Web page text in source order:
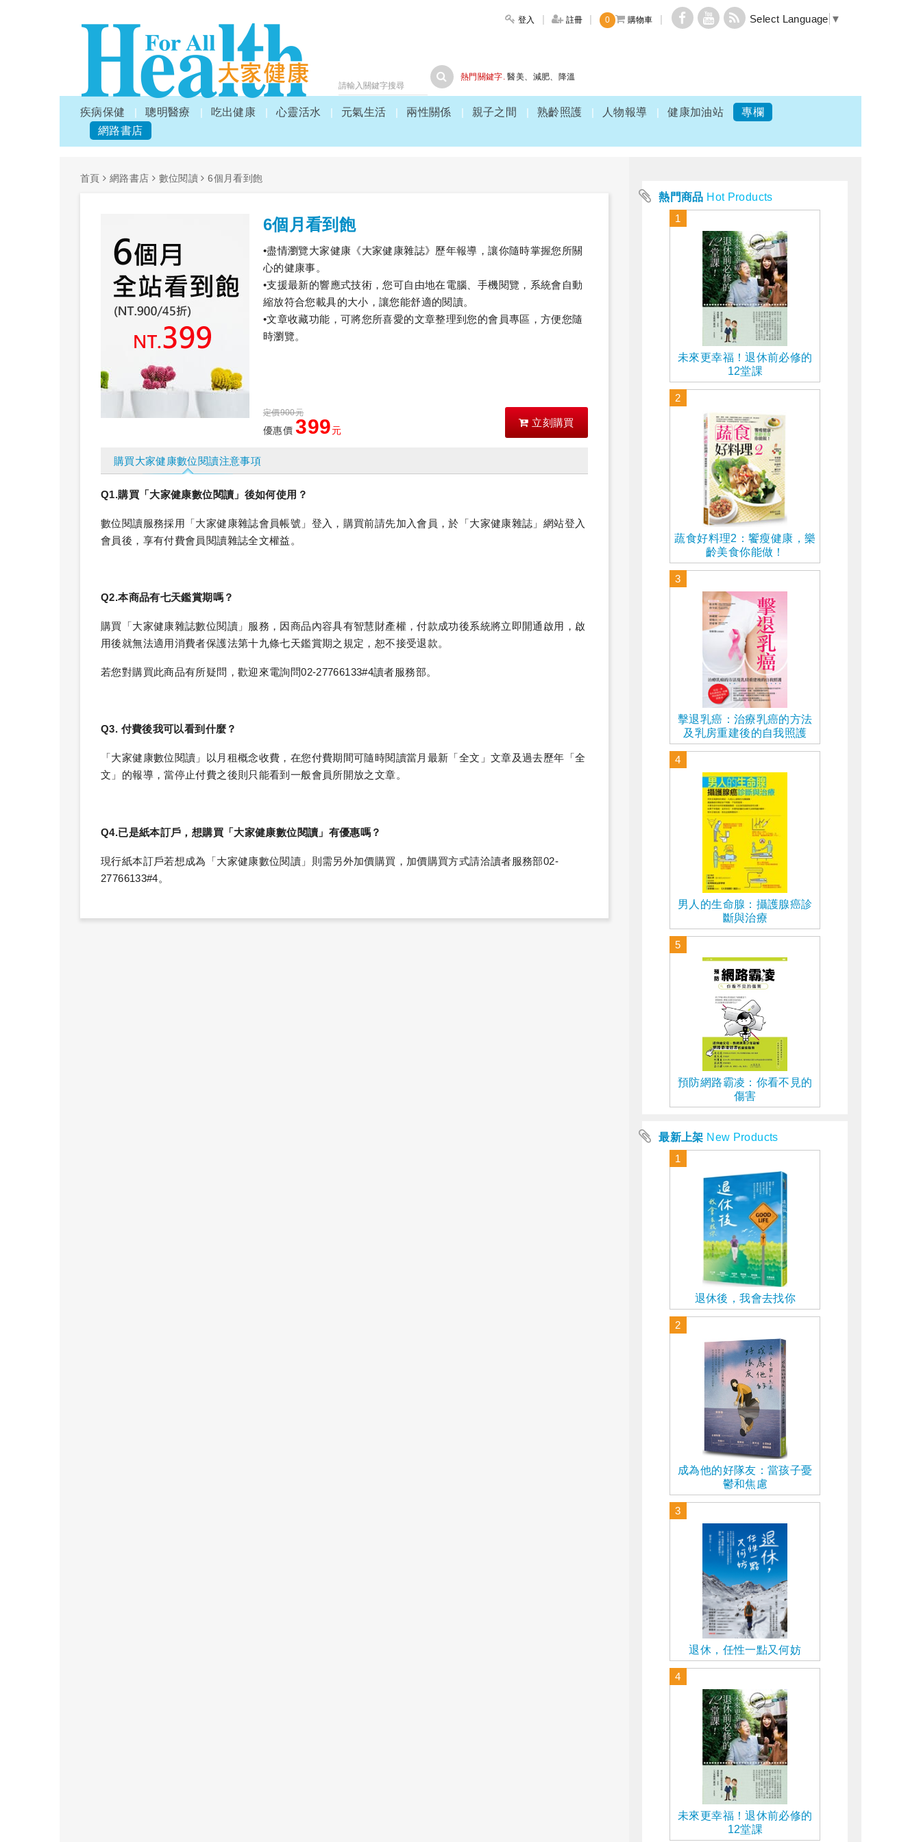
登入 註冊 0 購物車 Select Language ▼
熱門關鍵字. 醫美、 減肥、 降溫
疾病保健 聰明醫療 吃出健康 心靈活水 元氣生活 兩性關係 親子之間 熟齡照護 人物報導 健康加油站
專欄
網路書店
首頁 網路書店 數位閱讀 6個月看到飽
6個月看到飽
•盡情瀏覽大家健康《大家健康雜誌》歷年報導，讓你隨時掌握您所關
心的健康事。
•支援最新的響應式技術，您可自由地在電腦、手機閱覽，系統會自動
縮放符合您載具的大小，讓您能舒適的閱讀。
•文章收藏功能，可將您所喜愛的文章整理到您的會員專區，方便您隨
時瀏覽。
定價900元
優惠價399元
立刻購買
購買大家健康數位閱讀注意事項
Q1.購買「大家健康數位閱讀」後如何使用？
數位閱讀服務採用「大家健康雜誌會員帳號」登入，購買前請先加入會員，於「大家健康雜誌」網站登入
會員後，享有付費會員閱讀雜誌全文權益。
Q2.本商品有七天鑑賞期嗎？
購買「大家健康雜誌數位閱讀」服務，因商品內容具有智慧財產權，付款成功後系統將立即開通啟用，啟
用後就無法適用消費者保護法第十九條七天鑑賞期之規定，恕不接受退款。
若您對購買此商品有所疑問，歡迎來電詢問02-27766133#4讀者服務部。
Q3. 付費後我可以看到什麼？
「大家健康數位閱讀」以月租概念收費，在您付費期間可隨時閱讀當月最新「全文」文章及過去歷年「全
文」的報導，當停止付費之後則只能看到一般會員所開放之文章。
Q4.已是紙本訂戶，想購買「大家健康數位閱讀」有優惠嗎？
現行紙本訂戶若想成為「大家健康數位閱讀」則需另外加價購買，加價購買方式請洽讀者服務部02-
27766133#4。
熱門商品 Hot Products
1
未來更幸福！退休前必修的
12堂課
2
蔬食好料理2：饗瘦健康，樂
齡美食你能做！
3
擊退乳癌：治療乳癌的方法
及乳房重建後的自我照護
4
男人的生命腺：攝護腺癌診
斷與治療
5
預防網路霸凌：你看不見的
傷害
最新上架 New Products
1
退休後，我會去找你
2
成為他的好隊友：當孩子憂
鬱和焦慮
3
退休，任性一點又何妨
4
未來更幸福！退休前必修的
12堂課